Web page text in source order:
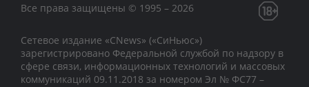
Все права защищены © 1995 – 2026
Сетевое издание «CNews» («СиНьюс»)
зарегистрировано Федеральной службой по надзору в
сфере связи, информационных технологий и массовых
коммуникаций 09.11.2018 за номером Эл № ФС77 –